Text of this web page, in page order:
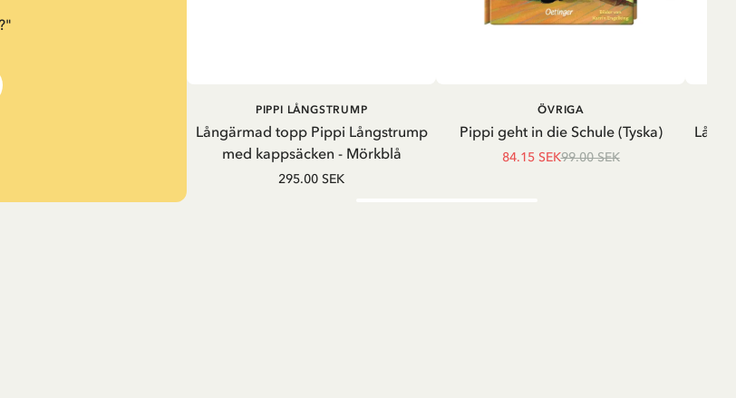
LÄGG I
Långärmad topp Pippi Långstrump
med kappsäcken - Mörkblå
PIPPI LÅNGSTRUMP
295.00 SEK
LÄGG I VARUKORG
Pippi geht in die Schule (Tyska)
ÖVRIGA
84.15 SEK99.00 SEK